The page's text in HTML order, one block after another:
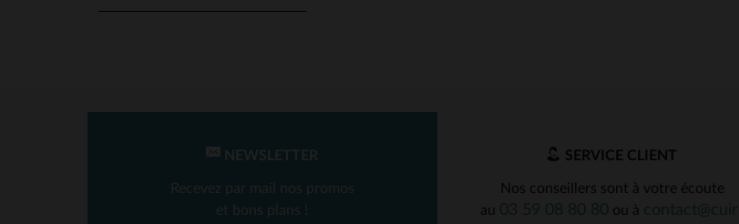
NEWSLETTER
Recevez par mail nos promos
et bons plans !
SERVICE CLIENT
Nos conseillers sont à votre écoute
au
ou à